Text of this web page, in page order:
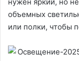
объемных
или полки, чтобы